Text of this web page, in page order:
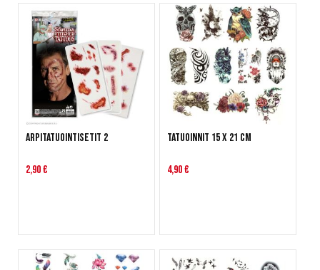
Arpitatuointisetit 2
2,90 €
Tatuoinnit 15 x 21 cm
4,90 €